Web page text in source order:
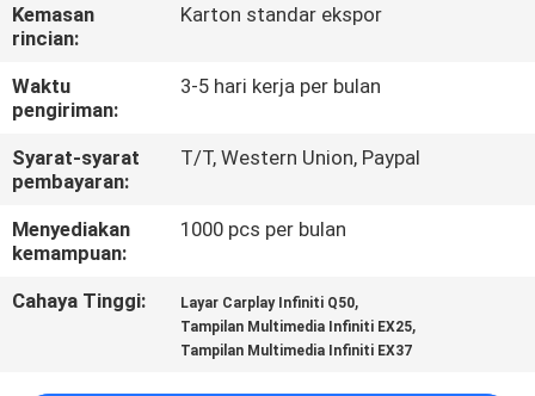
KONTROL
KUALITAS
HUBUNGI
BERITA
Kemasan
rincian:
Karton standar ekspor
Waktu
pengiriman:
3-5 hari kerja per bulan
Syarat-syarat
pembayaran:
T/T, Western Union, Paypal
Menyediakan
kemampuan:
1000 pcs per bulan
Cahaya Tinggi: Layar Carplay Infiniti Q50,
Tampilan Multimedia Infiniti EX25,
Tampilan Multimedia Infiniti EX37